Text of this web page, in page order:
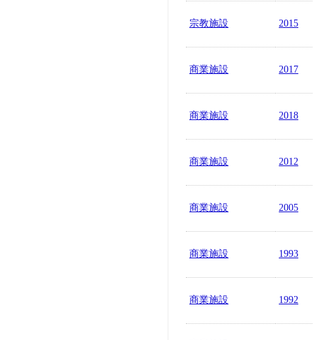
宗教施設 2015
商業施設 2017
商業施設 2018
商業施設 2012
商業施設 2005
商業施設 1993
商業施設 1992